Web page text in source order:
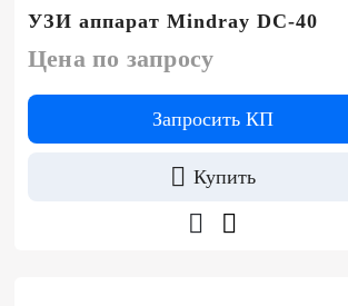
УЗИ аппарат Mindray DC-40
Цена по запросу
Запросить КП
Купить